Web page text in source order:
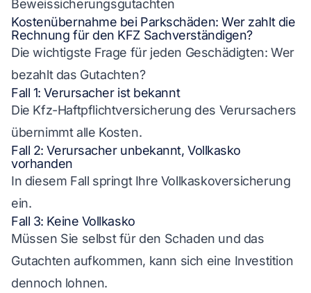
Beweissicherungsgutachten
Kostenübernahme bei Parkschäden: Wer zahlt die
Rechnung für den KFZ Sachverständigen?
Die wichtigste Frage für jeden Geschädigten: Wer
bezahlt das Gutachten?
Fall 1: Verursacher ist bekannt
Die Kfz-Haftpflichtversicherung des Verursachers
übernimmt alle Kosten.
Fall 2: Verursacher unbekannt, Vollkasko
vorhanden
In diesem Fall springt Ihre Vollkaskoversicherung
ein.
Fall 3: Keine Vollkasko
Müssen Sie selbst für den Schaden und das
Gutachten aufkommen, kann sich eine Investition
dennoch lohnen.